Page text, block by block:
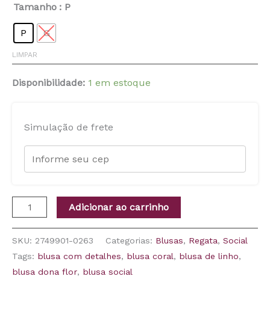
Tamanho : P
P G
LIMPAR
Disponibilidade: 1 em estoque
Simulação de frete
Adicionar ao carrinho
SKU: 2749901-0263 Categorias: Blusas, Regata, Social
Tags: blusa com detalhes, blusa coral, blusa de linho,
blusa dona flor, blusa social